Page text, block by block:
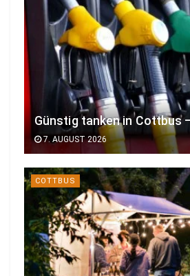
Günstig tanken in Cottbus
7. AUGUST 2026
COTTBUS